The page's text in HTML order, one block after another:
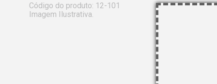
Código do produto: 12-101
Imagem Ilustrativa.